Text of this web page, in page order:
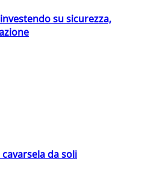
su sicurezza,
da soli